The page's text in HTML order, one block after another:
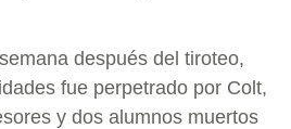
después del tiroteo,
fue perpetrado por Colt,
y dos alumnos muertos